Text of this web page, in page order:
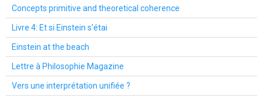
Concepts primitive and theoretical coherence
Livre 4: Et si Einstein s'étai
Einstein at the beach
Lettre à Philosophie Magazine
Vers une interprétation unifiée ?